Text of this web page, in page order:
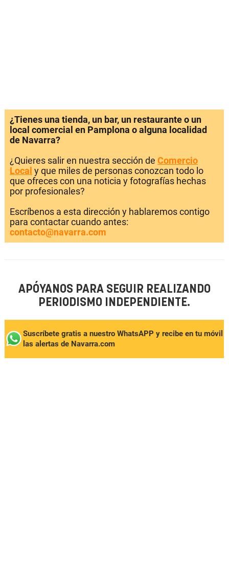
¿Tienes una tienda, un bar, un restaurante o un
local comercial en Pamplona o alguna localidad
de Navarra?
¿Quieres salir en nuestra sección de Comercio
Local y que miles de personas conozcan todo lo
que ofreces con una noticia y fotografías hechas
por profesionales?
Escríbenos a esta dirección y hablaremos contigo
para contactar cuando antes:
contacto@navarra.com
APÓYANOS PARA SEGUIR REALIZANDO
PERIODISMO INDEPENDIENTE.
Suscríbete gratis a nuestro WhatsAPP y recibe en tu móvil
las alertas de Navarra.com